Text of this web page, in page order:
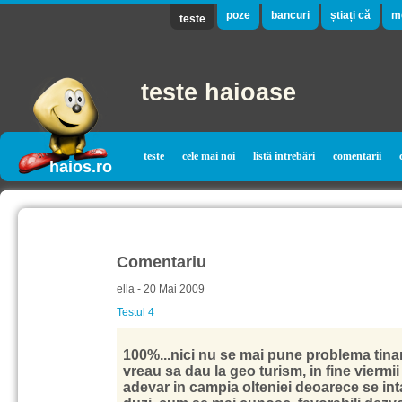
teste poze bancuri știați că
teste haioase
haios.ro
teste cele mai noi listă întrebări comentarii
Comentariu
ella - 20 Mai 2009
Testul 4
100%...nici nu se mai pune problema
vreau sa dau la geo turism, in fine
adevar in campia olteniei deoarece se